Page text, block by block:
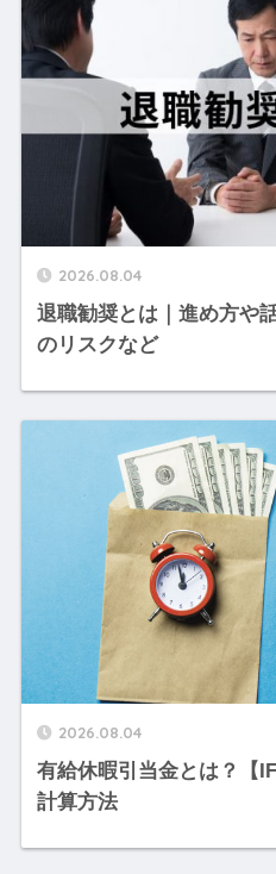
2026.08.04
退職勧奨とは｜進め方や
のリスクなど
2026.08.04
有給休暇引当金とは？【
計算方法